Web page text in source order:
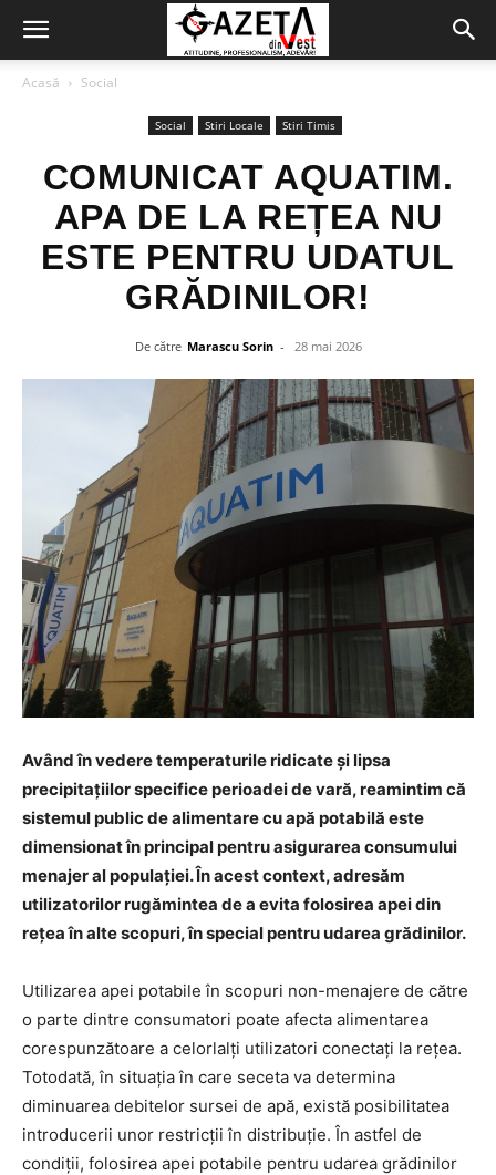
Acasă Social
Social Stiri Locale Stiri Timis
COMUNICAT AQUATIM.
APA DE LA REȚEA NU
ESTE PENTRU UDATUL
GRĂDINILOR!
De către Marascu Sorin - 28 mai 2026
Având în vedere temperaturile ridicate și lipsa
precipitațiilor specifice perioadei de vară, reamintim că
sistemul public de alimentare cu apă potabilă este
dimensionat în principal pentru asigurarea consumului
menajer al populației. În acest context, adresăm
utilizatorilor rugămintea de a evita folosirea apei din
rețea în alte scopuri, în special pentru udarea grădinilor.
Utilizarea apei potabile în scopuri non-menajere de către
o parte dintre consumatori poate afecta alimentarea
corespunzătoare a celorlalți utilizatori conectați la rețea.
Totodată, în situația în care seceta va determina
diminuarea debitelor sursei de apă, există posibilitatea
introducerii unor restricții în distribuție. În astfel de
condiții, folosirea apei potabile pentru udarea grădinilor